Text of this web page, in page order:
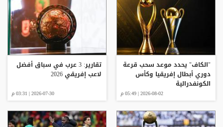
"الكاف" يحدد موعد سحب قرعة
دوري أبطال إفريقيا وكأس
الكونفدرالية
2026-08-02 | 05:49 م
تقارير: 3 عرب في سباق أفضل
لاعب إفريقي 2026
2026-07-30 | 03:31 م